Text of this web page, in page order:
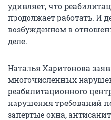
удивляет, что
продолжает работать. И
возбужденном в
деле.
Наталья Харитонова
многочисленных
реабилитационного
нарушения требований
запертые окна,